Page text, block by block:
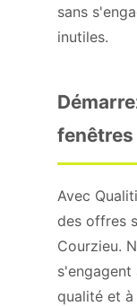
sans
inutiles.
fenêtres
Avec
des offres
Courzieu.
qualité et